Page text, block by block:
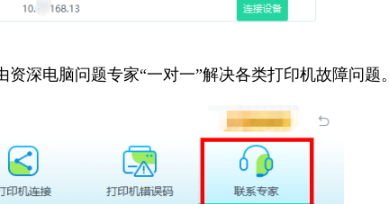
资深电脑问题专家“一对一”解决各类打印机故障问题。